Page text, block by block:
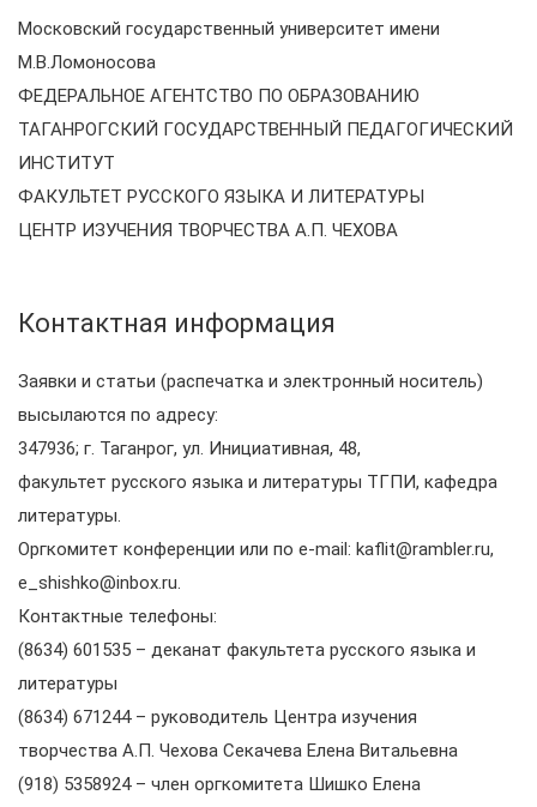
Московский государственный университет имени
М.В.Ломоносова
ФЕДЕРАЛЬНОЕ АГЕНТСТВО ПО ОБРАЗОВАНИЮ
ТАГАНРОГСКИЙ ГОСУДАРСТВЕННЫЙ ПЕДАГОГИЧЕСКИЙ
ИНСТИТУТ
ФАКУЛЬТЕТ РУССКОГО ЯЗЫКА И ЛИТЕРАТУРЫ
ЦЕНТР ИЗУЧЕНИЯ ТВОРЧЕСТВА А.П. ЧЕХОВА
Контактная информация
Заявки и статьи (распечатка и электронный носитель)
высылаются по адресу:
347936; г. Таганрог, ул. Инициативная, 48,
факультет русского языка и литературы ТГПИ, кафедра
литературы.
Оргкомитет конференции или по е-mail: kaflit@rambler.ru,
e_shishko@inbox.ru.
Контактные телефоны:
(8634) 601535 – деканат факультета русского языка и
литературы
(8634) 671244 – руководитель Центра изучения
творчества А.П. Чехова Секачева Елена Витальевна
(918) 5358924 – член оргкомитета Шишко Елена